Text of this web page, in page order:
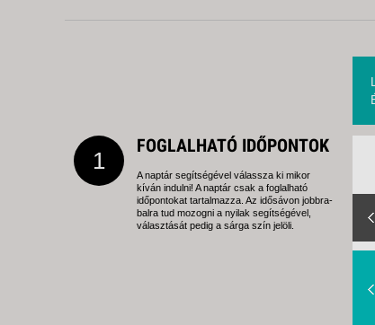
1
FOGLALHATÓ IDŐPONTOK
A naptár segítségével válassza ki mikor
kíván indulni! A naptár csak a foglalható
időpontokat tartalmazza. Az idősávon jobbra-
balra tud mozogni a nyilak segítségével,
választását pedig a sárga szín jelöli.
Slide Right